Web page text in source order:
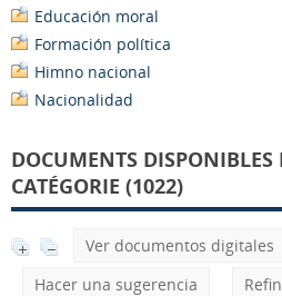
Educación moral
Formación política
Himno nacional
Nacionalidad
DOCUMENTS DISPONIBLES
CATÉGORIE (1022)
Ver documentos digitales
Hacer una sugerencia